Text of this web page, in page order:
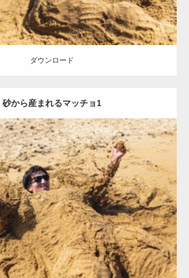
ダウンロード
砂から産まれるマッチョ1
Update:2021.07.8
マッチョ オレンジの人 AKIHITO(細マッチョ)
ロード